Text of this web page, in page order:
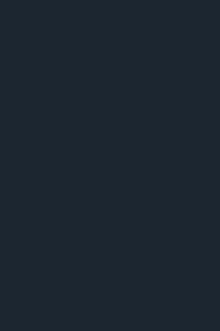
ouzir.com में आपका
मापनीय राजस्व वृद्धि को बढ़ावा दें और अपने बाजार पर
हमारे साथ साझेदारी करें